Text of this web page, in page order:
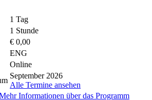
1 Tag
1 Stunde
€ 0,00
ENG
Online
September 2026
Alle Termine ansehen
Informationen über das Programm